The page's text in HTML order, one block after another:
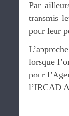
Par
transmis
pour leur
lorsque
pour
l’IRCAD